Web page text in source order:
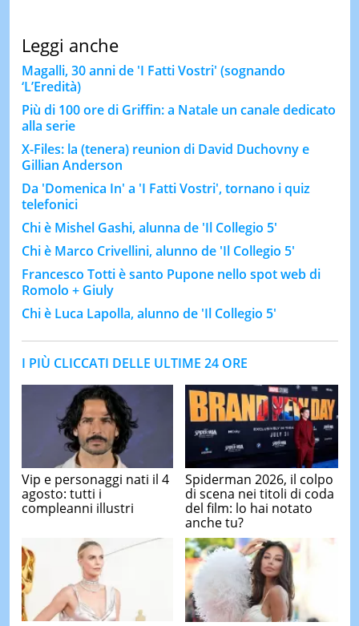
Leggi anche
Magalli, 30 anni de 'I Fatti Vostri' (sognando
‘L’Eredità)
Più di 100 ore di Griffin: a Natale un canale dedicato
alla serie
X-Files: la (tenera) reunion di David Duchovny e
Gillian Anderson
Da 'Domenica In' a 'I Fatti Vostri', tornano i quiz
telefonici
Chi è Mishel Gashi, alunna de 'Il Collegio 5'
Chi è Marco Crivellini, alunno de 'Il Collegio 5'
Francesco Totti è santo Pupone nello spot web di
Romolo + Giuly
Chi è Luca Lapolla, alunno de 'Il Collegio 5'
I PIÙ CLICCATI DELLE ULTIME 24 ORE
Vip e personaggi nati il 4
agosto: tutti i
compleanni illustri
Spiderman 2026, il colpo
di scena nei titoli di coda
del film: lo hai notato
anche tu?